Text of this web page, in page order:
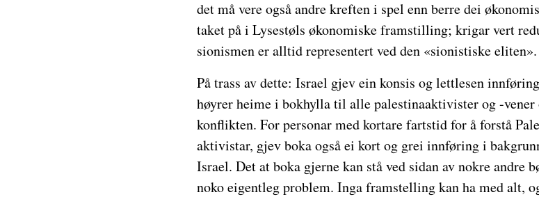
det må vere også andre kreften i spel enn berre dei
taket på i Lysestøls økonomiske framstilling; krigar vert
sionismen er alltid representert ved den «sionistiske eliten».
På trass av dette: Israel gjev ein konsis og lettlesen
høyrer heime i bokhylla til alle palestinaaktivister og -
konflikten. For personar med kortare fartstid for å forstå
aktivistar, gjev boka også ei kort og grei innføring i
Israel. Det at boka gjerne kan stå ved sidan av nokre
noko eigentleg problem. Inga framstelling kan ha med alt,